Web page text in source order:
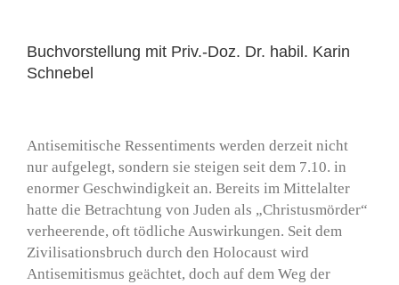
Buchvorstellung mit Priv.-Doz. Dr. habil. Karin
Schnebel
Antisemitische Ressentiments werden derzeit nicht
nur aufgelegt, sondern sie steigen seit dem 7.10. in
enormer Geschwindigkeit an. Bereits im Mittelalter
hatte die Betrachtung von Juden als „Christusmörder“
verheerende, oft tödliche Auswirkungen. Seit dem
Zivilisationsbruch durch den Holocaust wird
Antisemitismus geächtet, doch auf dem Weg der